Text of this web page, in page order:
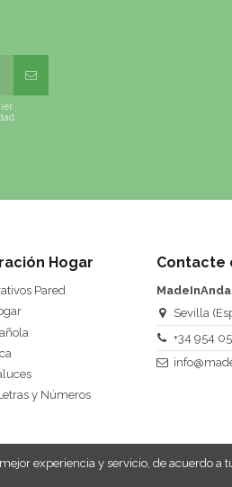
Hogar
Pared
y Números
Contacte
Sevilla
+34 954
experiencia y servicio, de acuerdo